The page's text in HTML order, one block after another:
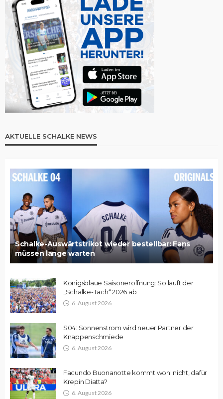
AKTUELLE SCHALKE NEWS
Schalke-Auswärtstrikot wieder bestellbar: Fans
müssen lange warten
Königsblaue Saisoneröffnung: So läuft der
„Schalke-Tach“ 2026 ab
6. August 2026
S04: Sonnenstrom wird neuer Partner der
Knappenschmiede
6. August 2026
Facundo Buonanotte kommt wohl nicht, dafür
Krepin Diatta?
6. August 2026